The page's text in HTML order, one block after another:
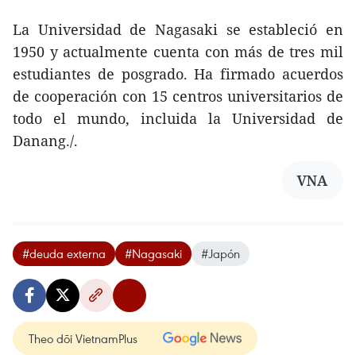
La Universidad de Nagasaki se estableció en
1950 y actualmente cuenta con más de tres mil
estudiantes de posgrado. Ha firmado acuerdos
de cooperación con 15 centros universitarios de
todo el mundo, incluida la Universidad de
Danang./.
VNA
#deuda externa #Nagasaki #Japón
Theo dõi VietnamPlus